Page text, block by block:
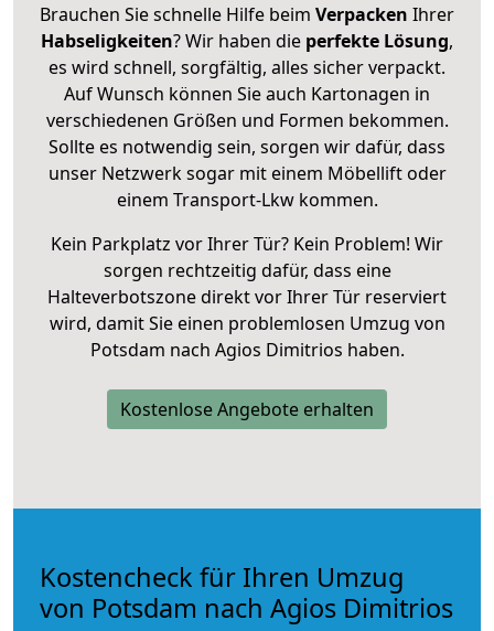
Brauchen Sie schnelle Hilfe beim Verpacken Ihrer
Habseligkeiten? Wir haben die perfekte Lösung,
es wird schnell, sorgfältig, alles sicher verpackt.
Auf Wunsch können Sie auch Kartonagen in
verschiedenen Größen und Formen bekommen.
Sollte es notwendig sein, sorgen wir dafür, dass
unser Netzwerk sogar mit einem Möbellift oder
einem Transport-Lkw kommen.
Kein Parkplatz vor Ihrer Tür? Kein Problem! Wir
sorgen rechtzeitig dafür, dass eine
Halteverbotszone direkt vor Ihrer Tür reserviert
wird, damit Sie einen problemlosen Umzug von
Potsdam nach Agios Dimitrios haben.
Kostenlose Angebote erhalten
Kostencheck für Ihren Umzug
von Potsdam nach Agios Dimitrios